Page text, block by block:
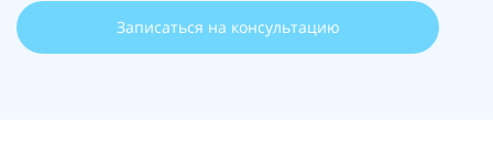
Записаться на консультацию